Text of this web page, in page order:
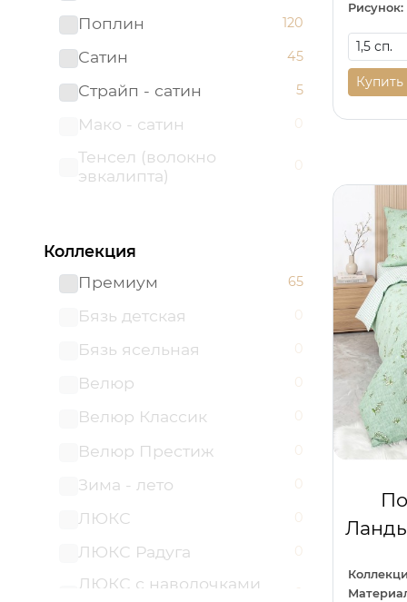
Поплин 120
Сатин 45
Страйп - сатин 5
Мако - сатин 0
Тенсел (волокно
эвкалипта)
0
Коллекция
Премиум
65
Бязь детская 0
Бязь ясельная 0
Велюр 0
Велюр Классик 0
Велюр Престиж 0
Зима - лето 0
ЛЮКС 0
ЛЮКС Радуга 0
ЛЮКС с наволочками
0
Рисунок:
Купить